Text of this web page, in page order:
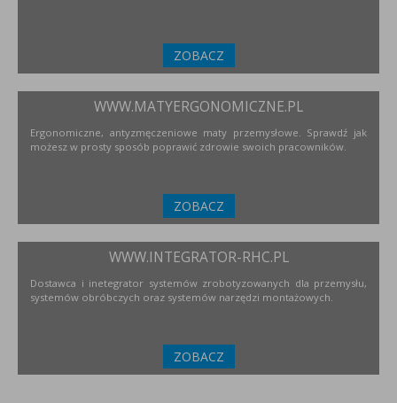
ZOBACZ
WWW.MATYERGONOMICZNE.PL
Ergonomiczne, antyzmęczeniowe maty przemysłowe. Sprawdź jak
możesz w prosty sposób poprawić zdrowie swoich pracowników.
ZOBACZ
WWW.INTEGRATOR-RHC.PL
Dostawca i inetegrator systemów zrobotyzowanych dla przemysłu,
systemów obróbczych oraz systemów narzędzi montażowych.
ZOBACZ